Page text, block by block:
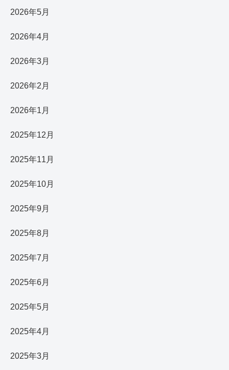
2026年5月
2026年4月
2026年3月
2026年2月
2026年1月
2025年12月
2025年11月
2025年10月
2025年9月
2025年8月
2025年7月
2025年6月
2025年5月
2025年4月
2025年3月